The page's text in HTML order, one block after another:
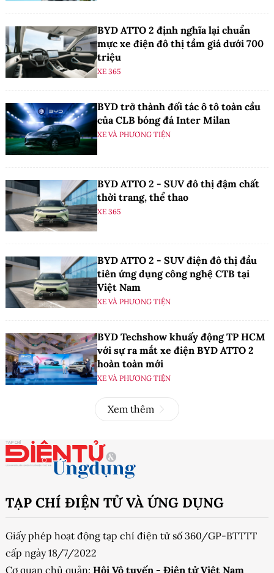
BYD ATTO 2 định nghĩa lại chuẩn
mực xe điện đô thị tầm giá dưới 700
triệu
XE 365
BYD trở thành đối tác ô tô toàn cầu
của CLB bóng đá Inter Milan
XE VÀ PHƯƠNG TIỆN
BYD ATTO 2 - SUV đô thị đậm chất
thời trang, thể thao
XE 365
BYD ATTO 2 - SUV điện đô thị đầu
tiên ứng dụng công nghệ CTB tại
Việt Nam
XE VÀ PHƯƠNG TIỆN
BYD Techshow khuấy động TP HCM
với sự ra mắt xe điện BYD ATTO 2
hoàn toàn mới
XE VÀ PHƯƠNG TIỆN
Xem thêm
TẠP CHÍ ĐIỆN TỬ VÀ ỨNG DỤNG
Giấy phép hoạt động tạp chí điện tử số 360/GP-BTTTT
cấp ngày 18/7/2022
Cơ quan chủ quản: Hội Vô tuyến - Điện tử Việt Nam